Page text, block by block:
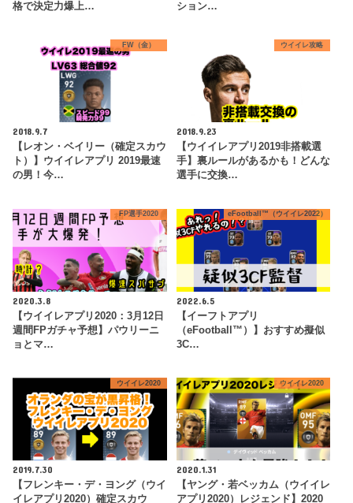
格で決定力爆上…
ション…
FW（金）
2018.9.7
【レオン・ベイリー（確定スカウ
ト）】ウイイレアプリ 2019最速
の男！今…
ウイイレ攻略
2018.9.23
【ウイイレアプリ2019非搭載選
手】裏ルールがあるかも！どんな
選手に交換…
FP選手2020
2020.3.8
【ウイイレアプリ2020：3月12日
週間FPガチャ予想】パウリーニ
ョとマ…
eFootball™（ウイイレ2022）
2022.6.5
【イーフトアプリ
（eFootball™）】おすすめ擬似
3C…
ウイイレ2020
2019.7.30
【フレンキー・デ・ヨング（ウイ
イレアプリ2020）確定スカウ
ウイイレ2020
2020.1.31
【ヤング・若ベッカム（ウイイレ
アプリ2020）レジェンド】2020